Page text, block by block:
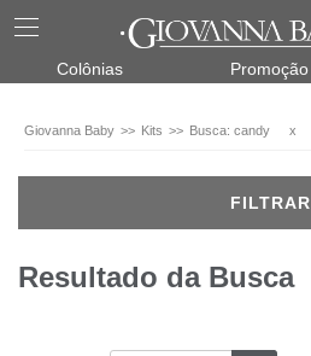
Colônias Promoção
Giovanna Baby Kits Busca: candy x
FILTRAR
Ela
Giovanna
Baby
Resultado da Busca